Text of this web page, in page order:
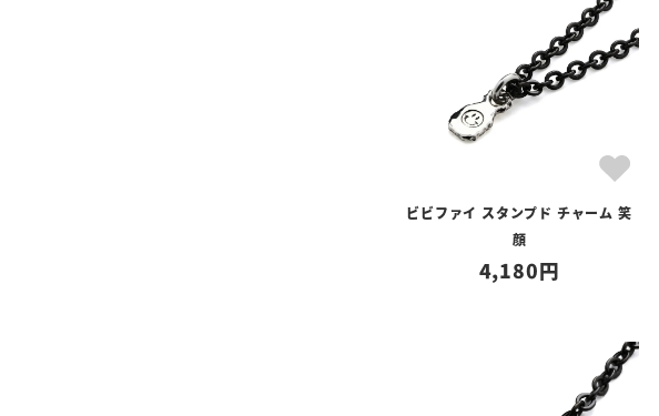
ビビファイ スタンプド チャーム 笑
顔
4,180